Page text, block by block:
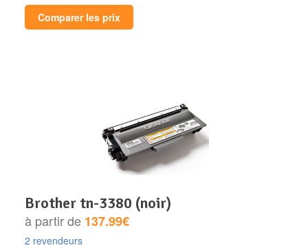
Comparer les prix
brother tn-3380 (noir)
à partir de 137.99€
2 revendeurs